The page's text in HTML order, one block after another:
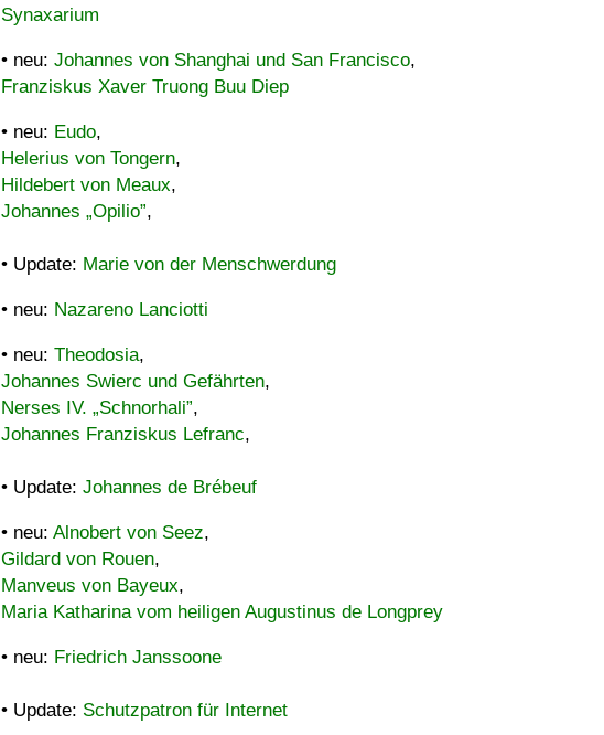
Synaxarium
• neu: Johannes von Shanghai und San Francisco,
Franziskus Xaver Truong Buu Diep
• neu: Eudo,
Helerius von Tongern,
Hildebert von Meaux,
Johannes „Opilio”,
• Update: Marie von der Menschwerdung
• neu: Nazareno Lanciotti
• neu: Theodosia,
Johannes Swierc und Gefährten,
Nerses IV. „Schnorhali”,
Johannes Franziskus Lefranc,
• Update: Johannes de Brébeuf
• neu: Alnobert von Seez,
Gildard von Rouen,
Manveus von Bayeux,
Maria Katharina vom heiligen Augustinus de Longprey
• neu: Friedrich Janssoone
• Update: Schutzpatron für Internet